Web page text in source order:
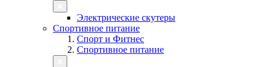
Электрические скутеры
Спортивное питание
Спорт и Фитнес
Спортивное питание